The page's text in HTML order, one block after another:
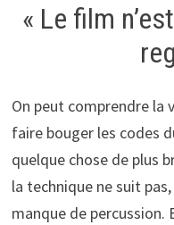
« Le film
On peut comprendre la
faire bouger les codes
quelque chose de plus
la technique ne suit
manque de percussion.